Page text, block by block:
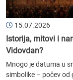
15.07.2026
Istorija, mitovi i
Vidovdan?
Mnogo je datuma u
simbolike – počev od